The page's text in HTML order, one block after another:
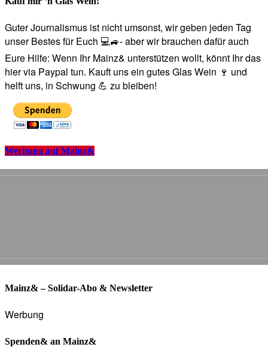
Guter Journalismus ist nicht umsonst, wir geben jeden Tag
unser Bestes für Euch 💻🚙- aber wir brauchen dafür auch
Eure Hilfe: Wenn Ihr Mainz& unterstützen wollt, könnt Ihr das
hier via Paypal tun. Kauft uns ein gutes Glas Wein 🍷 und
helft uns, in Schwung 💪 zu bleiben!
Werbung auf Mainz&
Mainz& – Solidar-Abo & Newsletter
Werbung
Spenden& an Mainz&